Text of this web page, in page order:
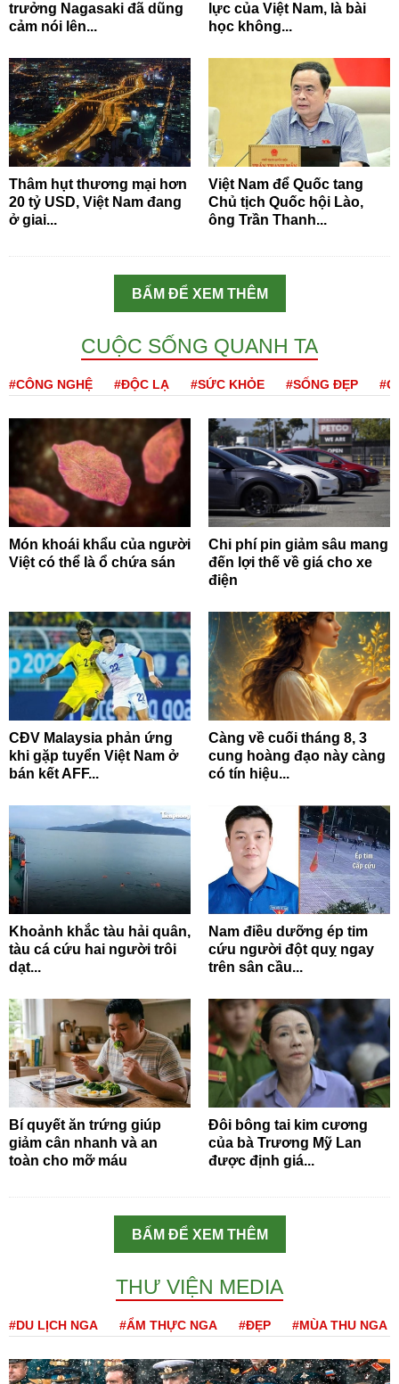
trưởng Nagasaki đã dũng
cảm nói lên...
lực của Việt Nam, là bài
học không...
Thâm hụt thương mại hơn
20 tỷ USD, Việt Nam đang
ở giai...
Việt Nam để Quốc tang
Chủ tịch Quốc hội Lào,
ông Trần Thanh...
BẤM ĐỂ XEM THÊM
CUỘC SỐNG QUANH TA
#CÔNG NGHỆ #ĐỘC LẠ #SỨC KHỎE #SỐNG ĐẸP
Món khoái khẩu của người
Việt có thể là ổ chứa sán
Chi phí pin giảm sâu mang
đến lợi thế về giá cho xe
điện
CĐV Malaysia phản ứng
khi gặp tuyển Việt Nam ở
bán kết AFF...
Càng về cuối tháng 8, 3
cung hoàng đạo này càng
có tín hiệu...
Khoảnh khắc tàu hải quân,
tàu cá cứu hai người trôi
dạt...
Nam điều dưỡng ép tim
cứu người đột quỵ ngay
trên sân cầu...
Bí quyết ăn trứng giúp
giảm cân nhanh và an
toàn cho mỡ máu
Đôi bông tai kim cương
của bà Trương Mỹ Lan
được định giá...
BẤM ĐỂ XEM THÊM
THƯ VIỆN MEDIA
#DU LỊCH NGA #ẨM THỰC NGA #ĐẸP #MÙA THU NGA